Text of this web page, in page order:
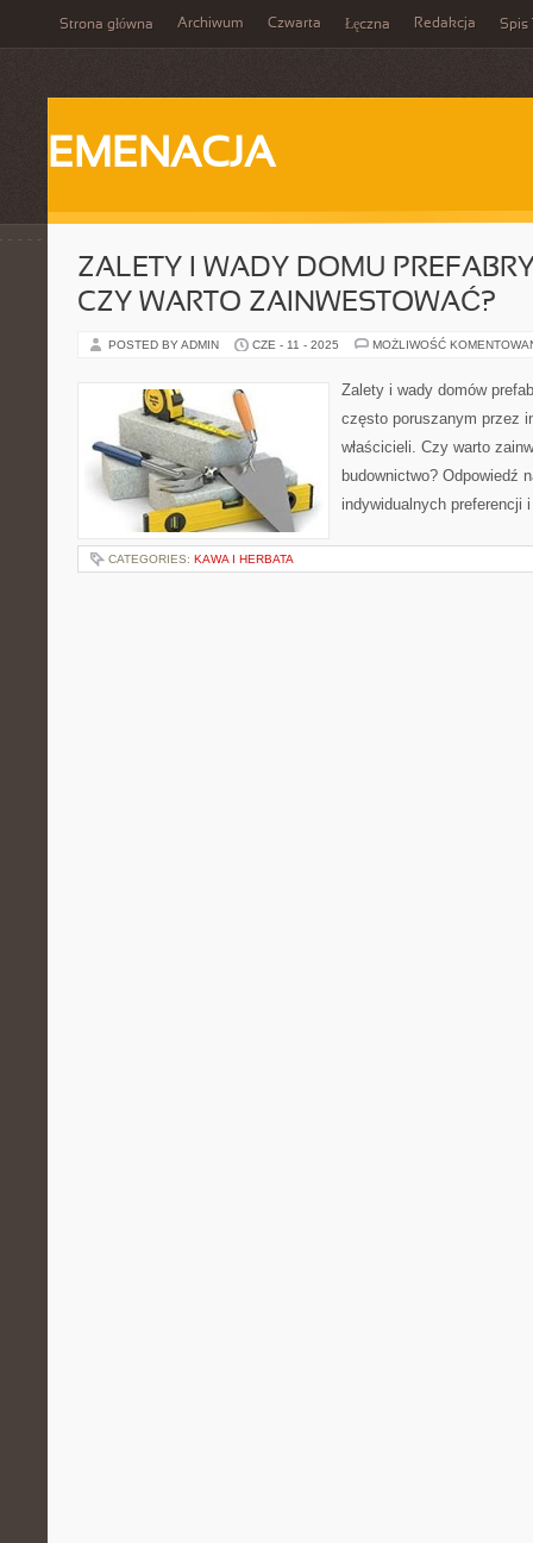
Strona główna Archiwum Czwarta Łęczna Redakcja Spis
EMENACJA
ZALETY I WADY DOMU
CZY WARTO ZAINWESTOWAĆ?
POSTED BY ADMIN CZE - 11 - 2025 MOŻLIWOŚĆ
Zalety i wady domów
często poruszanym przez
właścicieli. Czy warto
budownictwo? Odpowiedź
indywidualnych preferencji
CATEGORIES: KAWA I HERBATA